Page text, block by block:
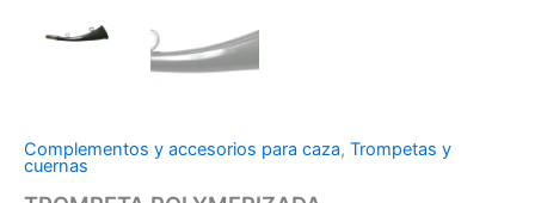
Complementos y accesorios para caza, Trompetas y
cuernas